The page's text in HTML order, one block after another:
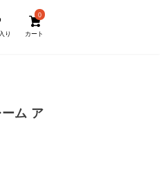
り
0
カート
ム ア